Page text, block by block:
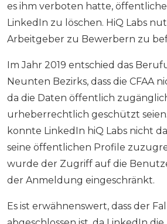
es ihm verboten hatte,
LinkedIn zu löschen. HiQ Labs
Arbeitgeber zu Bewerbern zu
Im Jahr 2019 entschied das
Neunten Bezirks, dass die CFAA
da die Daten öffentlich
urheberrechtlich geschützt
konnte LinkedIn hiQ Labs nicht
seine öffentlichen Profile
wurde der Zugriff auf die
der Anmeldung eingeschränkt.
Es ist erwähnenswert, dass der